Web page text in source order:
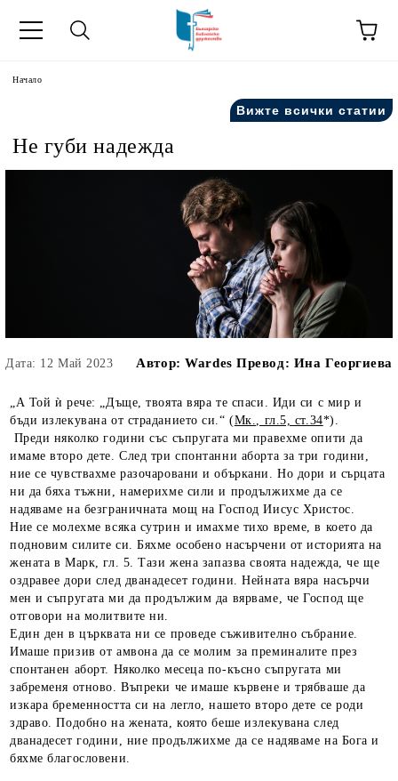
Начало
Вижте всички статии
Не губи надежда
Дата: 12 Май 2023 Автор: Wardes Превод: Ина Георгиева
„А Той ѝ рече: „Дъще, твоята вяра те спаси. Иди си с мир и
бъди излекувана от страданието си.“ (Мк., гл.5, ст.34*).
Преди няколко години със съпругата ми правехме опити да
имаме второ дете. След три спонтанни аборта за три години,
ние се чувствахме разочаровани и объркани. Но дори и сърцата
ни да бяха тъжни, намерихме сили и продължихме да се
надяваме на безграничната мощ на Господ Иисус Христос.
Ние се молехме всяка сутрин и имахме тихо време, в което да
подновим силите си. Бяхме особено насърчени от историята на
жената в Марк, гл. 5. Тази жена запазва своята надежда, че ще
оздравее дори след дванадесет години. Нейната вяра насърчи
мен и съпругата ми да продължим да вярваме, че Господ ще
отговори на молитвите ни.
Един ден в църквата ни се проведе съживително събрание.
Имаше призив от амвона да се молим за преминалите през
спонтанен аборт. Няколко месеца по-късно съпругата ми
забременя отново. Въпреки че имаше кървене и трябваше да
изкара бременността си на легло, нашето второ дете се роди
здраво. Подобно на жената, която беше излекувана след
дванадесет години, ние продължихме да се надяваме на Бога и
бяхме благословени.